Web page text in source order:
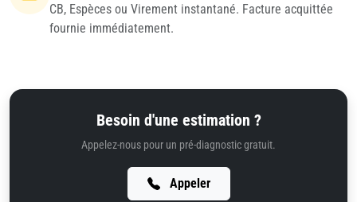
CB, Espèces ou Virement instantané. Facture acquittée
fournie immédiatement.
Besoin d'une estimation ?
Appelez-nous pour un pré-diagnostic gratuit.
Appeler